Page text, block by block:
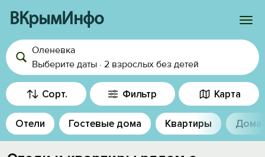
ВКрымИнфо
Войти
Избранное
История просмотра
Оленевка
Выберите даты · 2 взрослых без детей
Сорт. Фильтр Карта
Отели Гостевые дома Квартиры Дома